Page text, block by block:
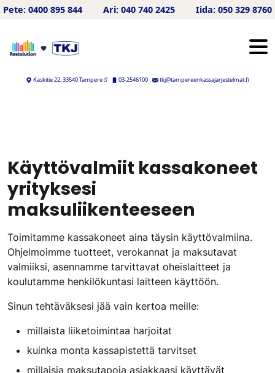
Hyppää sisältöön
Pete: 0400 895 844 Ari: 040 740 2425 Iida: 050 329 8760
Kaskitie 22, 33540 Tampere 03-2546100 tkj@tampereenkassajarjestelmat.fi
Käyttövalmiit kassakoneet
yrityksesi
maksuliikenteeseen
Toimitamme kassakoneet aina täysin käyttövalmiina.
Ohjelmoimme tuotteet, verokannat ja maksutavat
valmiiksi, asennamme tarvittavat oheislaitteet ja
koulutamme henkilökuntasi laitteen käyttöön.
Sinun tehtäväksesi jää vain kertoa meille:
millaista liiketoimintaa harjoitat
kuinka monta kassapistettä tarvitset
millaisia maksutapoja asiakkaasi käyttävät